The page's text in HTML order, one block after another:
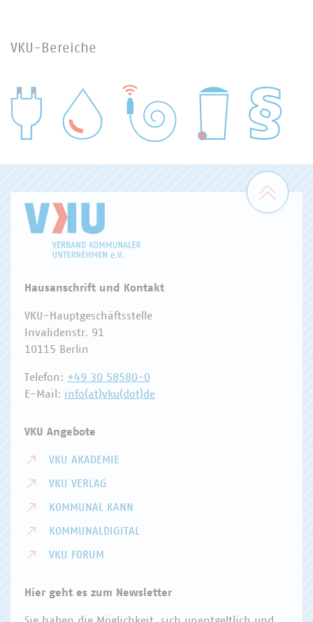
VKU-Bereiche
WASSER/ABWASSER
Zum
Hausanschrift und Kontakt
VKU-Hauptgeschäftsstelle
Invalidenstr. 91
10115 Berlin
Telefon: +49 30 58580-0
E-Mail: info(at)vku(dot)de
VKU Angebote
VKU AKADEMIE
VKU VERLAG
KOMMUNAL KANN
KOMMUNALDIGITAL
VKU FORUM
Hier geht es zum Newsletter